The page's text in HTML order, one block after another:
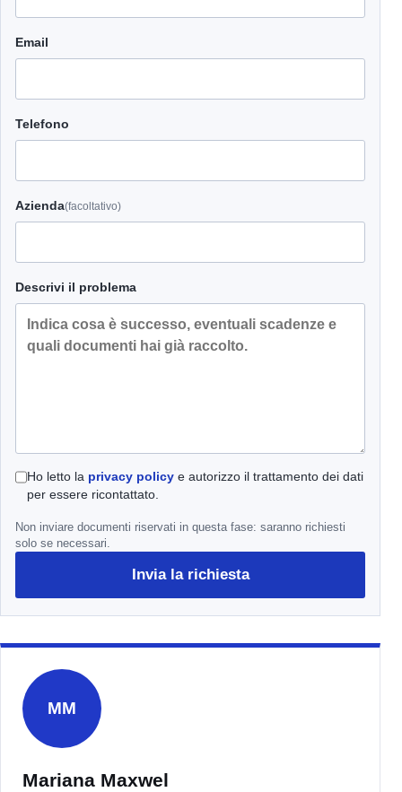
Email
Telefono
Azienda(facoltativo)
Descrivi il problema
Ho letto la privacy policye autorizzo il trattamento dei dati
per essere ricontattato.
Non inviare documenti riservati in questa fase: saranno richiesti
solo se necessari.
Invia la richiesta
MM
Mariana Maxwel